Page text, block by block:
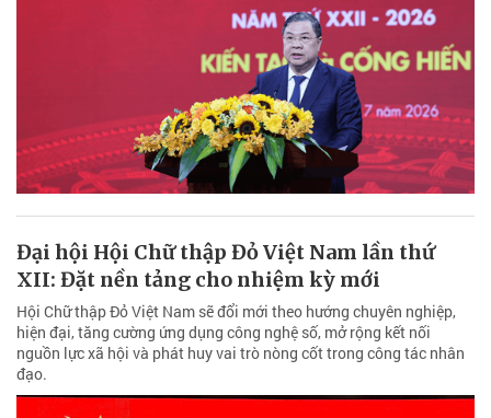
Đại hội Hội Chữ thập Đỏ Việt Nam lần thứ
XII: Đặt nền tảng cho nhiệm kỳ mới
Hội Chữ thập Đỏ Việt Nam sẽ đổi mới theo hướng chuyên nghiệp,
hiện đại, tăng cường ứng dụng công nghệ số, mở rộng kết nối
nguồn lực xã hội và phát huy vai trò nòng cốt trong công tác nhân
đạo.